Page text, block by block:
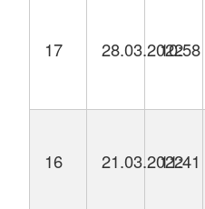
17 28.03.2022
10:58
16 21.03.2022
11:41